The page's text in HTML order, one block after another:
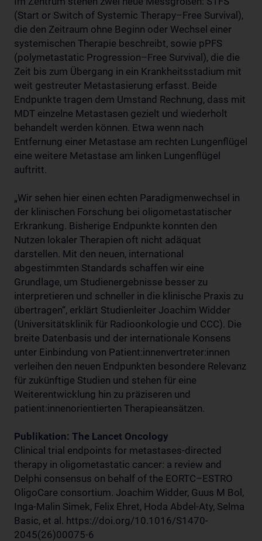
(Start or Switch of Systemic Therapy–Free Survival),
die den Zeitraum ohne Beginn oder Wechsel einer
systemischen Therapie beschreibt, sowie pPFS
(polymetastatic Progression–Free Survival), die die
Zeit bis zum Übergang in ein Krankheitsstadium mit
weit gestreuter Metastasierung erfasst. Beide
Endpunkte tragen dem Umstand Rechnung, dass mit
MDT einzelne Metastasen gezielt und wiederholt
behandelt werden können. Etwa wenn nach
Entfernung einer Metastase am rechten Lungenflügel
eine weitere Metastase am linken Lungenflügel
auftritt.
„Wir sehen hier einen echten Paradigmenwechsel in
der klinischen Forschung bei oligometastatischer
Erkrankung. Bisherige Endpunkte konnten den
Nutzen lokaler Therapien oft nicht adäquat
darstellen. Mit den neuen, international
abgestimmten Standards schaffen wir eine
Grundlage, um Studienergebnisse besser zu
interpretieren und schneller in die klinische Praxis zu
übertragen“, erklärt Studienleiter Joachim Widder
(Universitätsklinik für Radioonkologie und CCC). Die
breite Datenbasis und der internationale Konsens
unter Einbindung von Patient:innenvertreter:innen
verleihen den neuen Endpunkten besondere Relevanz
für zukünftige Studien und stehen für eine
Weiterentwicklung hin zu präziseren und
patient:innenorientierten Therapieansätzen.
Publikation: The Lancet Oncology
Clinical trial endpoints for metastases-directed
therapy in oligometastatic cancer: a review and
Delphi consensus on behalf of the EORTC–ESTRO
OligoCare consortium. Joachim Widder, Guus M Bol,
Inga-Malin Simek, Felix Ehret, Hoda Abdel-Aty, Selma
Basic, et al. https://doi.org/10.1016/S1470-
2045(26)00075-6